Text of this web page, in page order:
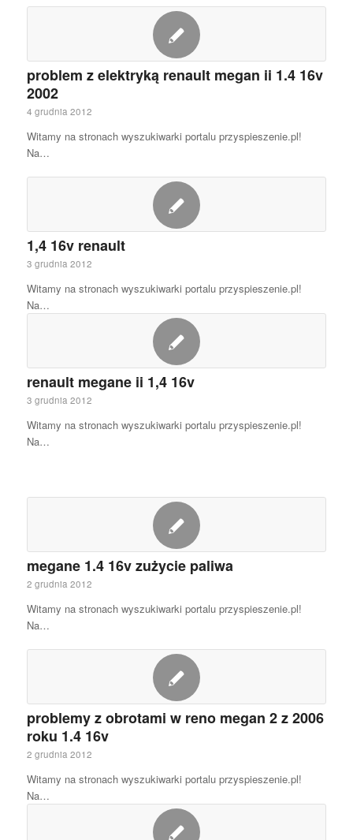
problem z elektryką renault megan ii 1.4 16v
2002
4 grudnia 2012
Witamy na stronach wyszukiwarki portalu przyspieszenie.pl!
Na…
1,4 16v renault
3 grudnia 2012
Witamy na stronach wyszukiwarki portalu przyspieszenie.pl!
Na…
renault megane ii 1,4 16v
3 grudnia 2012
Witamy na stronach wyszukiwarki portalu przyspieszenie.pl!
Na…
megane 1.4 16v zużycie paliwa
2 grudnia 2012
Witamy na stronach wyszukiwarki portalu przyspieszenie.pl!
Na…
problemy z obrotami w reno megan 2 z 2006
roku 1.4 16v
2 grudnia 2012
Witamy na stronach wyszukiwarki portalu przyspieszenie.pl!
Na…